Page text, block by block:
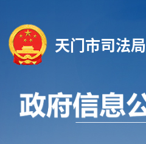
天门市司法局